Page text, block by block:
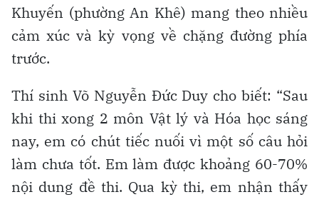
Khuyến (phường An Khê) mang theo nhiều
cảm xúc và kỳ vọng về chặng đường phía
trước.
Thí sinh Võ Nguyễn Đức Duy cho biết: “Sau
khi thi xong 2 môn Vật lý và Hóa học sáng
nay, em có chút tiếc nuối vì một số câu hỏi
làm chưa tốt. Em làm được khoảng 60-70%
nội dung đề thi. Qua kỳ thi, em nhận thấy